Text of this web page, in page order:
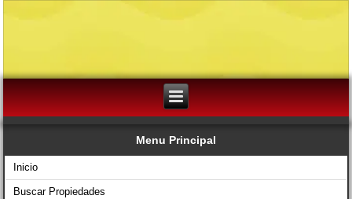
Menu Principal
Inicio
Buscar Propiedades